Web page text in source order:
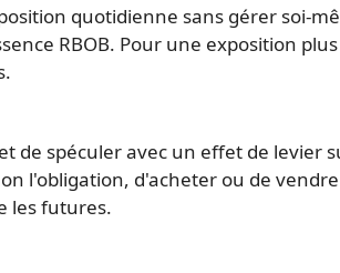
quotidienne sans gérer soi-
RBOB. Pour une exposition
de spéculer avec un effet de levier
l'obligation, d'acheter ou de
les futures.